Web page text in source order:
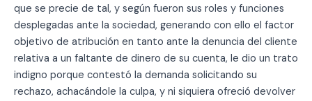
que se precie de tal, y según fueron sus roles y funciones
desplegadas ante la sociedad, generando con ello el factor
objetivo de atribución en tanto ante la denuncia del cliente
relativa a un faltante de dinero de su cuenta, le dio un trato
indigno porque contestó la demanda solicitando su
rechazo, achacándole la culpa, y ni siquiera ofreció devolver